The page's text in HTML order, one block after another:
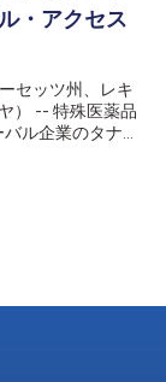
・アクセス
セッツ州、レキ
） -- 特殊医薬品
ル企業のタナ
がん（MSS
特定患者プログ
性に基づいたボ
験薬へのアクセ
ます。この特定
、すべての倫理